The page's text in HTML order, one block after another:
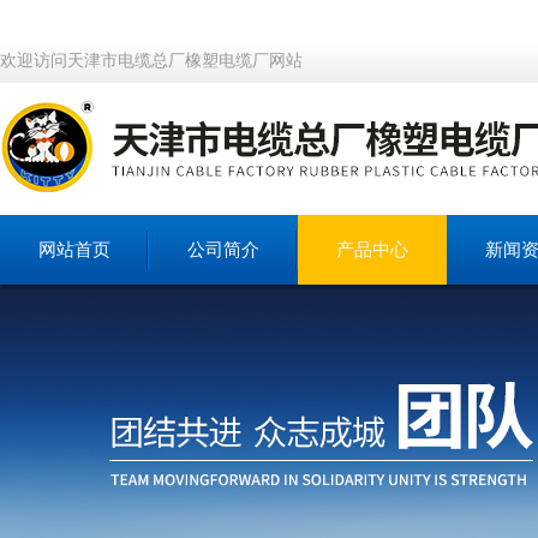
欢迎访问天津市电缆总厂橡塑电缆厂网站
网站首页 公司简介 产品中心 新闻